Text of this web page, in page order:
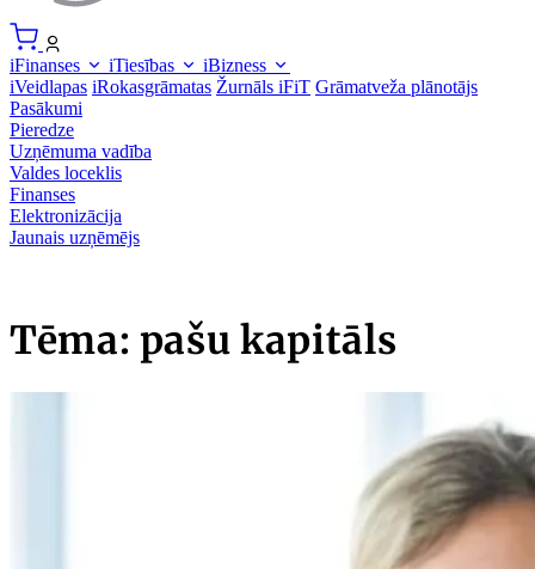
iFinanses iTiesības
iBizness
iVeidlapas iRokasgrāmatas Žurnāls iFiT Grāmatveža plānotājs
Pasākumi
Pieredze
Uzņēmuma vadība
Valdes loceklis
Finanses
Elektronizācija
Jaunais uzņēmējs
Tēma: pašu kapitāls